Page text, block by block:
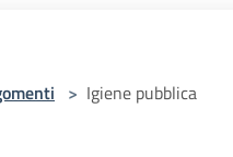
> Igiene pubblica